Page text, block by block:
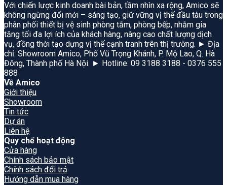
Với chiến lược kinh doanh bài bản, tầm nhìn xa rộng, Amico sẽ
không ngừng đổi mới – sáng tạo, giữ vững vị thế đầu tàu trong
phân phối thiết bị vệ sinh phòng tắm, phòng bếp, nhằm gia
tăng tối đa lợi ích của khách hàng, nâng cao chất lượng dịch
vụ, đồng thời tạo dựng vị thế cạnh tranh trên thị trường. ► Địa
chỉ: Showroom Amico, Phố Vũ Trọng Khánh, P. Mộ Lao, Q. Hà
Đông, Thành phố Hà Nội. ► Hotline: 09 3188 3188 - 0376 555
888
Về Amico
Giới thiệu
Showroom
Tin tức
Dự án
Liên hệ
Quy chế hoạt động
Cửa hàng
Chính sách bảo mật
Chính sách đổi trả
Hướng dẫn mua hàng